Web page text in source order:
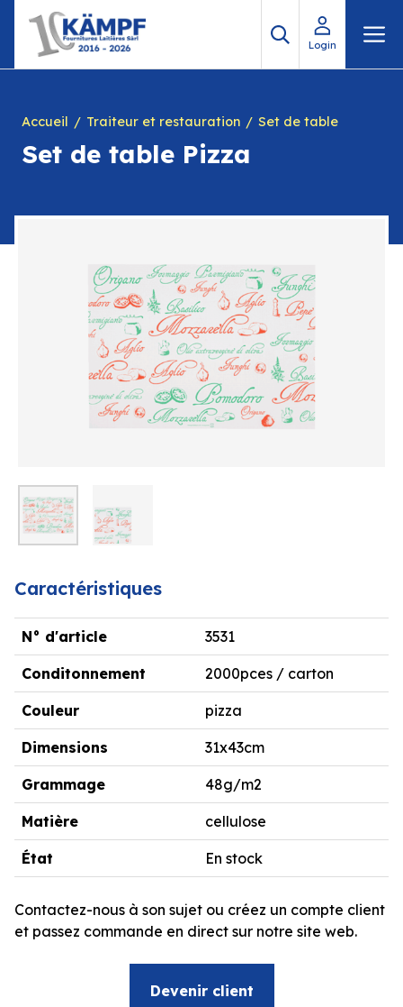
contenu
Login
Accueil Traiteur et restauration Set de table
Set de table Pizza
Caractéristiques
N° d'article 3531
Conditonnement 2000pces / carton
Couleur pizza
Dimensions 31x43cm
Grammage 48g/m2
Matière cellulose
État En stock
Contactez-nous à son sujet ou créez un compte client
et passez commande en direct sur notre site web.
Devenir client